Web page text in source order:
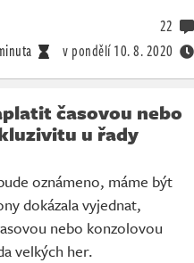
v pondělí10. 8. 2020
22
časovou nebo
u řady
oznámeno, máme být
dokázala vyjednat,
nebo konzolovou
velkých her.